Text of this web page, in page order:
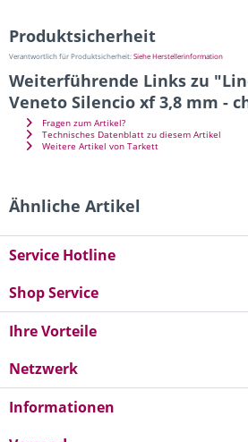
Produktsicherheit
Verantwortlich für Produktsicherheit:Siehe Herstellerinformation
Weiterführende Links zu
Veneto Silencio xf 3,8 mm -
Fragen zum Artikel?
Technisches Datenblatt zu diesem Artikel
Weitere Artikel von Tarkett
Ähnliche Artikel
Service Hotline
Shop Service
Ihre Vorteile
Netzwerk
Informationen